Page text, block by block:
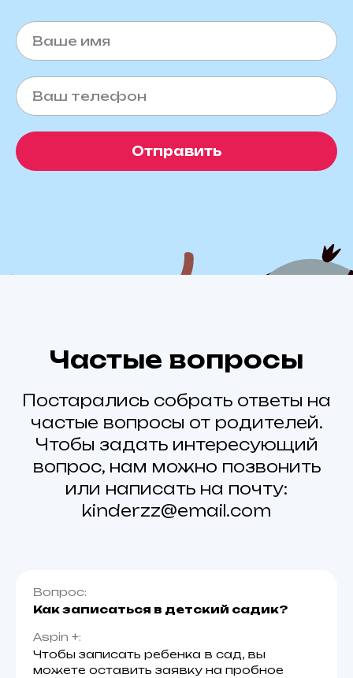
Отправить
Частые вопросы
Постарались собрать ответы на
частые вопросы от родителей.
Чтобы задать интересующий
вопрос, нам можно позвонить
или написать на почту:
kinderzz@email.com
Вопрос:
Как записаться в детский садик?
Aspin +:
Чтобы записать ребенка в сад, вы
можете оставить заявку на пробное